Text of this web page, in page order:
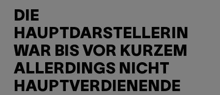
DIE
HAUPTDARSTELLERIN
WAR BIS VOR KURZEM
ALLERDINGS NICHT
HAUPTVERDIENENDE